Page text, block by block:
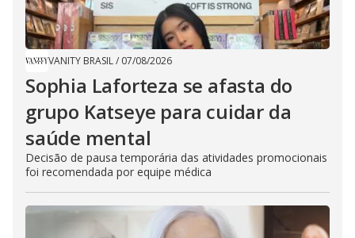
VANITY BRASIL/ 07/08/2026
Sophia Laforteza se afasta do
grupo Katseye para cuidar da
saúde mental
Decisão de pausa temporária das atividades promocionais
foi recomendada por equipe médica